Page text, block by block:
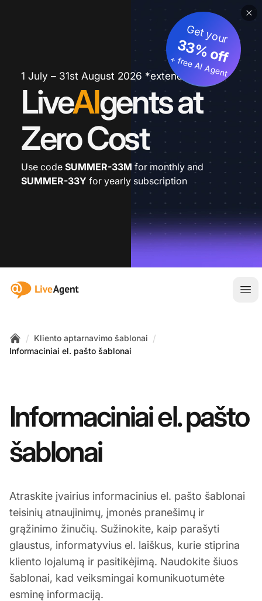
1 July – 31st August 2026 *extended
LiveAIgents at
Zero Cost
Get your
33% off
+ free AI Agent
Use code SUMMER-33M for monthly and
SUMMER-33Y for yearly subscription
:site.title
Home
/ Kliento aptarnavimo šablonai /
Informaciniai el. pašto šablonai
Informaciniai el. pašto
šablonai
Atraskite įvairius informacinius el. pašto šablonai
teisinių atnaujinimų, įmonės pranešimų ir
grąžinimo žinučių. Sužinokite, kaip parašyti
glaustus, informatyvius el. laiškus, kurie stiprina
kliento lojalumą ir pasitikėjimą. Naudokite šiuos
šablonai, kad veiksmingai komunikuotumėte
esminę informaciją.